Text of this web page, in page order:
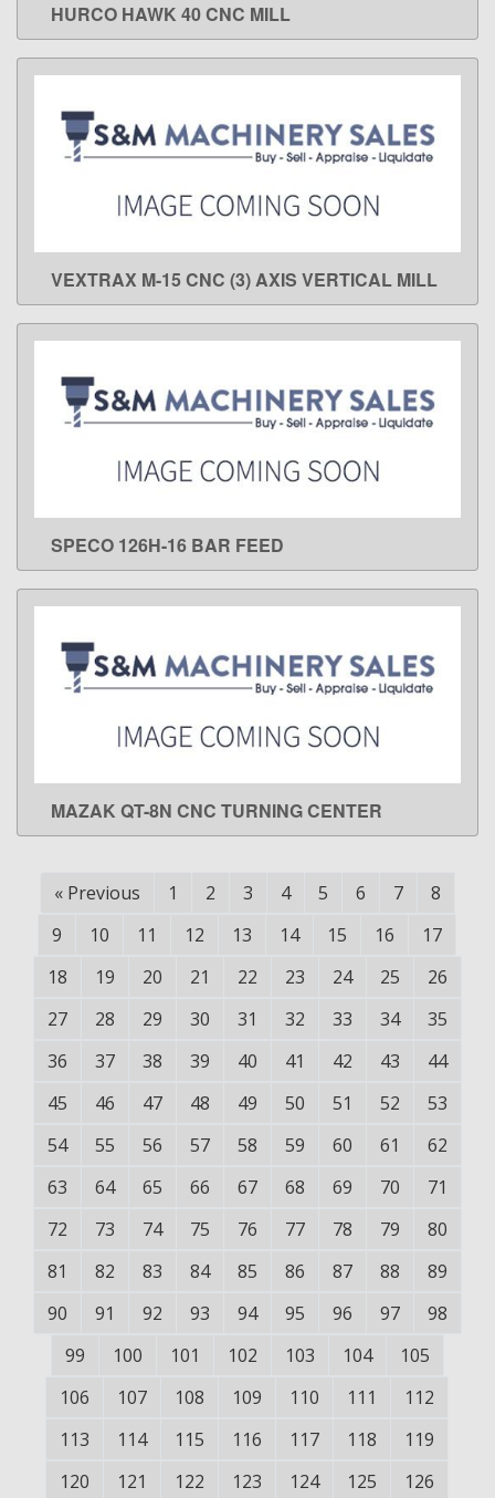
LEARN MORE
HURCO HAWK 40 CNC MILL
LEARN MORE
VEXTRAX M-15 CNC (3) AXIS VERTICAL MILL
LEARN MORE
SPECO 126H-16 BAR FEED
LEARN MORE
MAZAK QT-8N CNC TURNING CENTER
« Previous 1 2 3 4 5 6 7
8
9
10 11 12 13 14 15 16
17
18
19 20 21 22 23 24 25
26
27
28 29 30 31 32 33 34
35
36
37 38 39 40 41 42 43
44
45
46 47 48 49 50 51 52
53
54
55 56 57 58 59 60 61
62
63
64 65 66 67 68 69 70
71
72
73 74 75 76 77 78 79
80
81
82 83 84 85 86 87 88
89
90
91 92 93 94 95 96 97
98
99
100 101 102 103 104
105
106
107 108 109 110 111
112
113
114 115 116 117 118
119
120
121 122 123 124 125
126